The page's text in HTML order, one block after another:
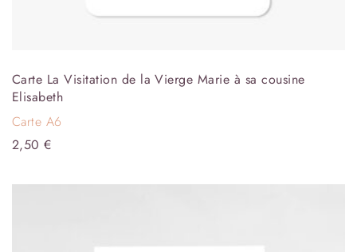
Carte La Visitation de la Vierge Marie à sa cousine
Elisabeth
Carte A6
2,50€